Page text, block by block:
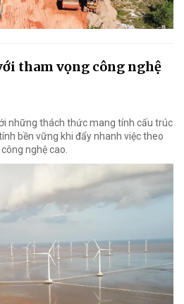
tham vọng công nghệ
những thách thức mang tính cấu trúc
bền vững khi đẩy nhanh việc theo
nghệ cao.